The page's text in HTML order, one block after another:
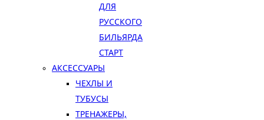
ДЛЯ
РУССКОГО
БИЛЬЯРДА
СТАРТ
АКСЕССУАРЫ
ЧЕХЛЫ И
ТУБУСЫ
ТРЕНАЖЕРЫ,